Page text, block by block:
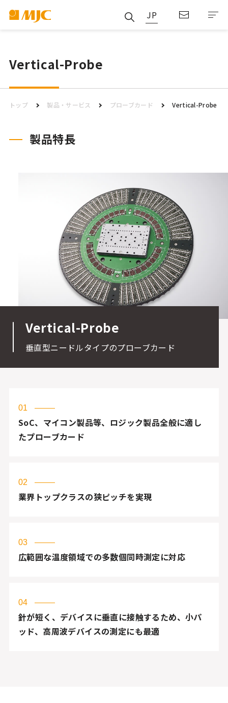
JP
Vertical-Probe
トップ 製品・サービス プローブカード Vertical-Probe
製品特長
Vertical-Probe
垂直型ニードルタイプのプローブカード
01
SoC、マイコン製品等、ロジック製品全般に適し
たプローブカード
02
業界トップクラスの狭ピッチを実現
03
広範囲な温度領域での多数個同時測定に対応
04
針が短く、デバイスに垂直に接触するため、小パ
ッド、高周波デバイスの測定にも最適